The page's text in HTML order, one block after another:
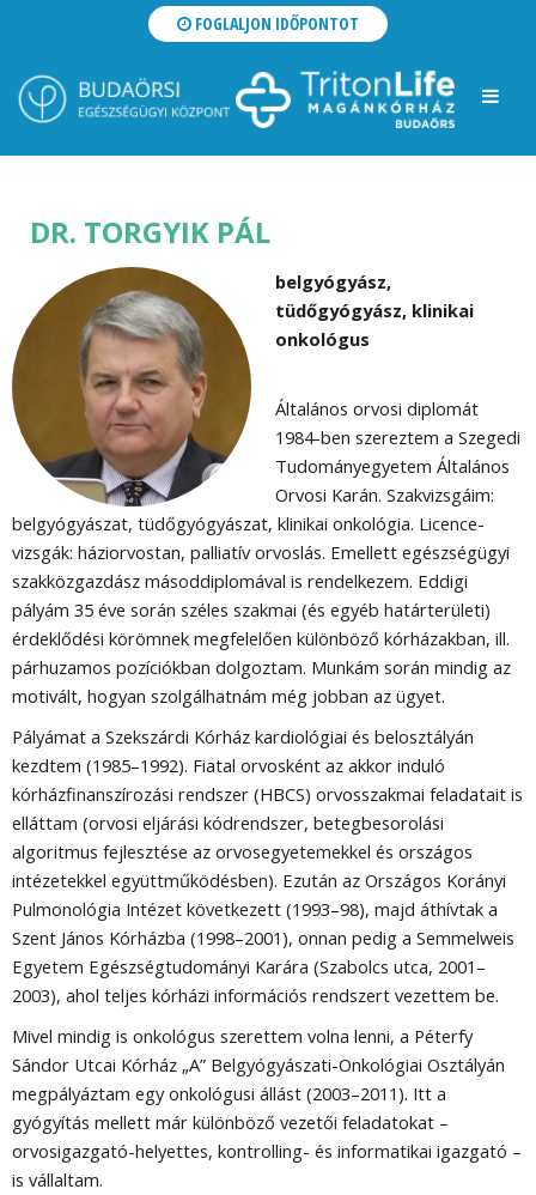
FOGLALJON IDŐPONTOT
DR. TORGYIK PÁL
belgyógyász,
tüdőgyógyász, klinikai
onkológus
Általános orvosi diplomát
1984-ben szereztem a Szegedi
Tudományegyetem Általános
Orvosi Karán. Szakvizsgáim:
belgyógyászat, tüdőgyógyászat, klinikai onkológia. Licence-
vizsgák: háziorvostan, palliatív orvoslás. Emellett egészségügyi
szakközgazdász másoddiplomával is rendelkezem. Eddigi
pályám 35 éve során széles szakmai (és egyéb határterületi)
érdeklődési körömnek megfelelően különböző kórházakban, ill.
párhuzamos pozíciókban dolgoztam. Munkám során mindig az
motivált, hogyan szolgálhatnám még jobban az ügyet.
Pályámat a Szekszárdi Kórház kardiológiai és belosztályán
kezdtem (1985–1992). Fiatal orvosként az akkor induló
kórházfinanszírozási rendszer (HBCS) orvosszakmai feladatait is
elláttam (orvosi eljárási kódrendszer, betegbesorolási
algoritmus fejlesztése az orvosegyetemekkel és országos
intézetekkel együttműködésben). Ezután az Országos Korányi
Pulmonológia Intézet következett (1993–98), majd áthívtak a
Szent János Kórházba (1998–2001), onnan pedig a Semmelweis
Egyetem Egészségtudományi Karára (Szabolcs utca, 2001–
2003), ahol teljes kórházi információs rendszert vezettem be.
Mivel mindig is onkológus szerettem volna lenni, a Péterfy
Sándor Utcai Kórház „A” Belgyógyászati-Onkológiai Osztályán
megpályáztam egy onkológusi állást (2003–2011). Itt a
gyógyítás mellett már különböző vezetői feladatokat –
orvosigazgató-helyettes, kontrolling- és informatikai igazgató –
is vállaltam.